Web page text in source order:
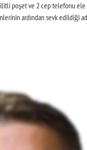
poşet ve 2 cep telefonu ele
ardından sevk edildiği